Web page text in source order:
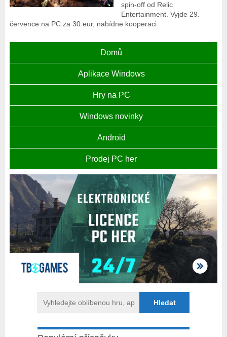
spin-off od Relic
Entertainment. Vyjde 29.
července na PC za 30 eur, nabídne kooperaci
Domů
Aplikace Windows
Hry na PC
Windows novinky
Android
Prodej PC her